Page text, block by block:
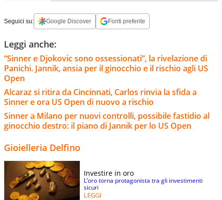
Seguici su: Google Discover Fonti preferite
Leggi anche:
“Sinner e Djokovic sono ossessionati”, la rivelazione di
Panichi. Jannik, ansia per il ginocchio e il rischio agli US
Open
Alcaraz si ritira da Cincinnati, Carlos rinvia la sfida a
Sinner e ora US Open di nuovo a rischio
Sinner a Milano per nuovi controlli, possibile fastidio al
ginocchio destro: il piano di Jannik per lo US Open
Gioielleria Delfino
Investire in oro
L’oro torna protagonista tra gli investimenti
sicuri
LEGGI